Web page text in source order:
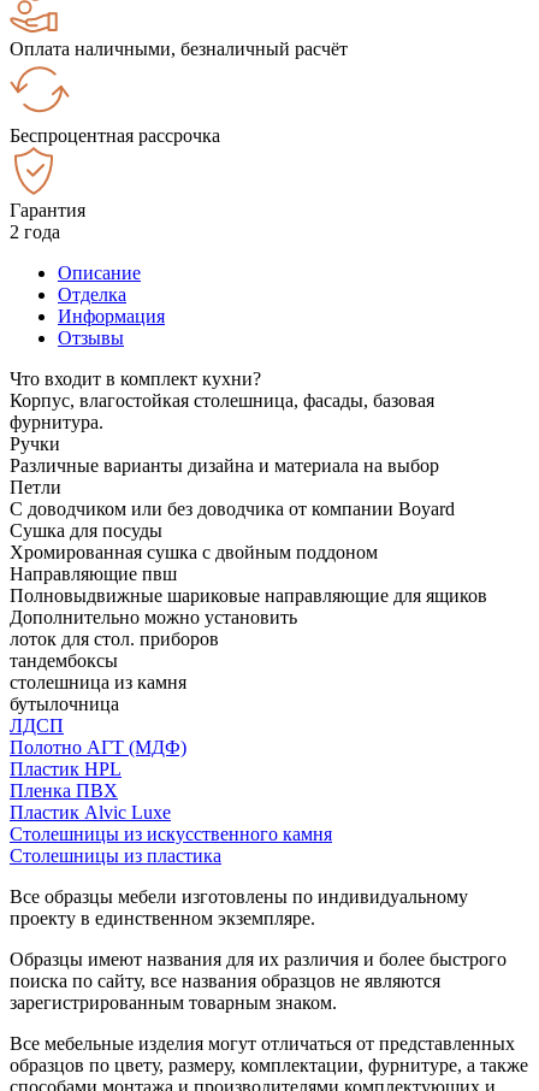
Оплата наличными, безналичный расчёт
Беспроцентная рассрочка
Гарантия
2 года
Описание
Отделка
Информация
Отзывы
Что входит в комплект кухни?
Корпус, влагостойкая столешница, фасады, базовая
фурнитура.
Ручки
Различные варианты дизайна и материала на выбор
Петли
С доводчиком или без доводчика от компании Boyard
Сушка для посуды
Хромированная сушка с двойным поддоном
Направляющие пвш
Полновыдвижные шариковые направляющие для ящиков
Дополнительно можно установить
лоток для стол. приборов
тандембоксы
столешница из камня
бутылочница
ЛДСП
Полотно АГТ (МДФ)
Пластик HPL
Пленка ПВХ
Пластик Alvic Luxe
Столешницы из искусственного камня
Столешницы из пластика
Все образцы мебели изготовлены по индивидуальному
проекту в единственном экземпляре.
Образцы имеют названия для их различия и более быстрого
поиска по сайту, все названия образцов не являются
зарегистрированным товарным знаком.
Все мебельные изделия могут отличаться от представленных
образцов по цвету, размеру, комплектации, фурнитуре, а также
способами монтажа и производителями комплектующих и